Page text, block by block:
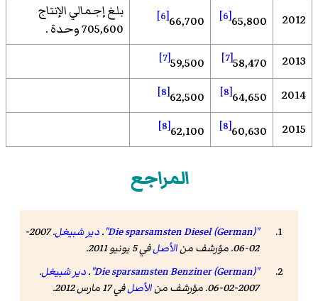
2012
65,800
[6]
66,700
[6]
بلغ إجمالي الإنتاج
705,600 وحدة .
2013
58,470
[7]
59,500
[7]
2014
64,650
[8]
62,500
[8]
2015
60,630
[8]
62,100
[8]
المراجع
"Die sparsamsten Diesel (German)"
.دير شبيغل
. 2007-
02-06. مؤرشف من
الأصلفي 5 يونيو 2011
.
"Die sparsamsten Benziner (German)"
.دير شبيغل.
2007-02-06. مؤرشف من
الأصلفي 17 مارس 2012
.